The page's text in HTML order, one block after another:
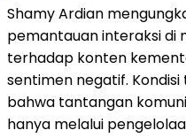
Shamy Ardian
pemantauan interaksi di
terhadap konten
sentimen negatif.
bahwa tantangan
hanya melalui